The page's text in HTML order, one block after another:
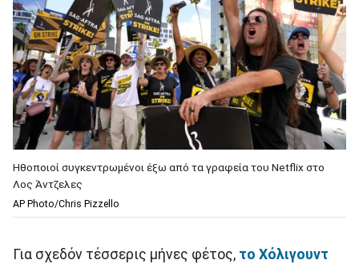
Ηθοποιοί συγκεντρωμένοι έξω από τα γραφεία του Netflix στο
Λος Άντζελες
AP Photo/Chris Pizzello
Για σχεδόν τέσσερις μήνες φέτος, το Χόλιγουντ